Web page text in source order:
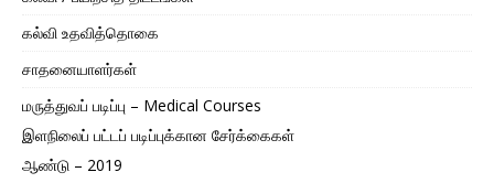
கல்வி உதவித்தொகை
சாதனையாளர்கள்
மருத்துவப் படிப்பு – Medical Courses
இளநிலைப் பட்டப் படிப்புக்கான சேர்க்கைகள்
ஆண்டு – 2019